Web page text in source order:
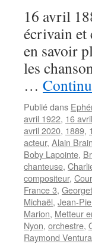
16 avril
écrivain
en savoir
les
…
Publié dans
avril 1922, 16
avril 2020, 1889,
acteur, Alain
Boby Lapointe,
chanteuse,
compositeur,
France 3,
Michaël, Jean-
Marion, Metteur
Nyon, orchestre,
Raymond Ventura